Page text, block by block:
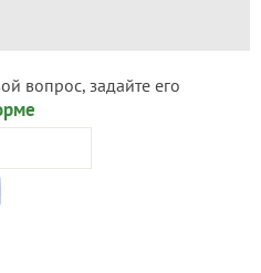
вопрос, задайте его